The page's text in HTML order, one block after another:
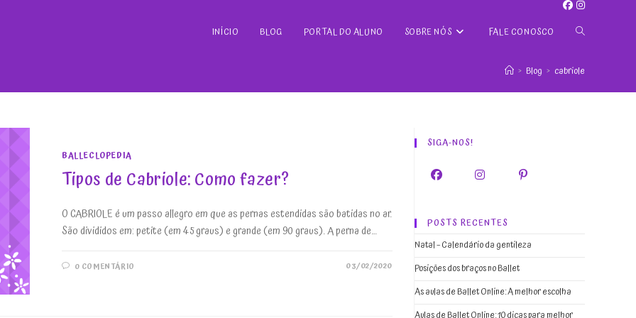
INÍCIO BLOG PORTAL DO ALUNO SOBRE NÓS FALE CONOSCO ALTERNAR
> Blog > cabriole
BALLECLOPEDIA
Tipos de Cabriole: Como fazer?
O CABRIOLE é um passo allegro em que as pernas estendidas são batidas no ar.
São divididos em: petite (em 45 graus) e grande (em 90 graus). A perna de…
0 COMENTÁRIO 03/02/2020
SIGA-NOS!
POSTS RECENTES
Natal – Calendário da gentileza
Posições dos braços no Ballet
As aulas de Ballet Online: A melhor escolha